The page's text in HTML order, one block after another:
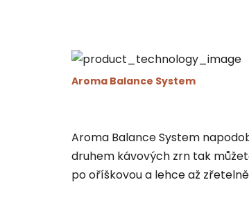
Aroma Balance System
Aroma Balance System
druhem kávových zrn tak
po oříškovou a lehce až